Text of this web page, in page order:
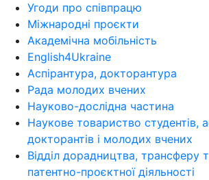
Угоди про співпрацю
Міжнародні проєкти
Академічна мобільність
English4Ukraine
Аспірантура, докторантура
Рада молодих вчених
Науково-дослідна частина
Наукове товариство студентів,
докторантів і молодих вчених
Відділ дорадництва, трансферу
патентно-проєктної діяльності